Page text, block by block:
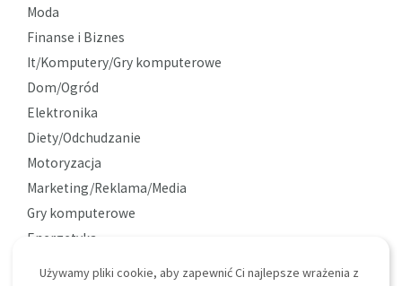
Moda
Finanse i Biznes
It/Komputery/Gry komputerowe
Dom/Ogród
Elektronika
Diety/Odchudzanie
Motoryzacja
Marketing/Reklama/Media
Gry komputerowe
Energetyka
Używamy pliki cookie, aby zapewnić Ci najlepsze wrażenia z